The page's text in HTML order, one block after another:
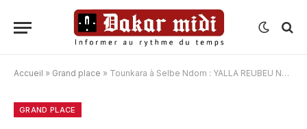
Accueil » Grand place » Tounkara à Selbe Ndom : YALLA REUBEU NALA yaw Nékoulo Walihou
GRAND PLACE